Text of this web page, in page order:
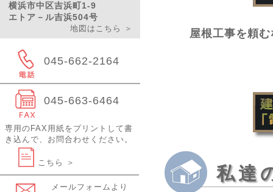
横浜市中区吉浜町1-9
エトア－ル吉浜504号
地図はこちら ＞
045-662-2164
045-663-6464
専用のFAX用紙をプリントして書
き込んで、お問合わせください。
こちら ＞
メールフォームより
屋根工事を頼
私達